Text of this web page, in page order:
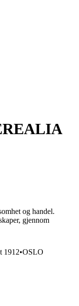
og handel.
gjennom
1912•OSLO